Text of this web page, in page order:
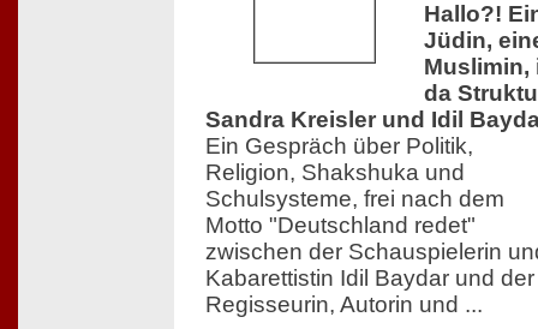
Hallo?!
Jüdin,
Muslimin,
da
Sandra Kreisler und Idil
Ein Gespräch über Politik,
Religion, Shakshuka und
Schulsysteme, frei nach dem
Motto "Deutschland redet"
zwischen der Schauspielerin
Kabarettistin Idil Baydar und der
Regisseurin, Autorin und ...